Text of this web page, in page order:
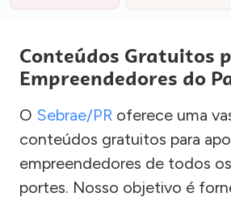
Conteúdos Gratuitos
Empreendedores do
O Sebrae/PR oferece uma
conteúdos gratuitos para
empreendedores de todos
portes. Nosso objetivo é